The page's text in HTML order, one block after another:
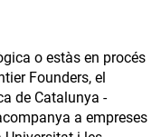
o estàs en procés
Founders, el
de Catalunya -
a empreses